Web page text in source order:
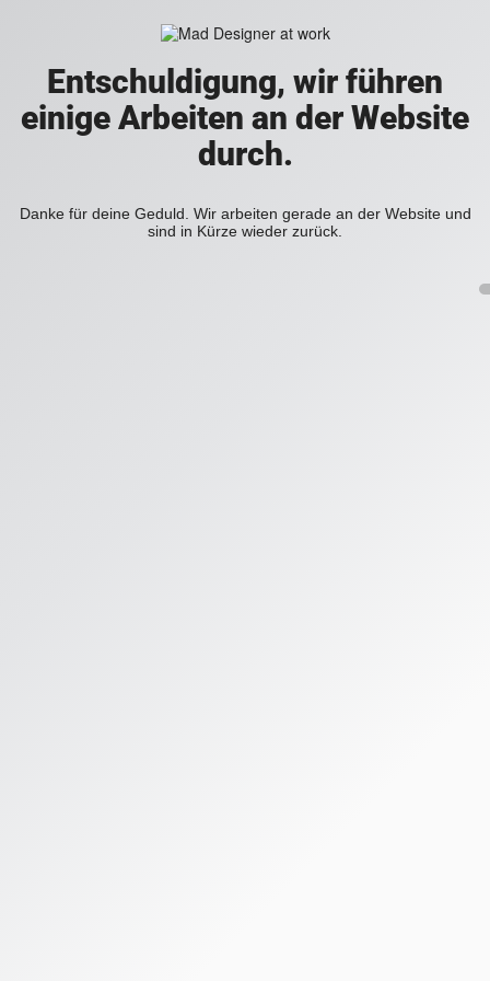
Entschuldigung, wir führen
einige Arbeiten an der Website
durch.
Danke für deine Geduld. Wir arbeiten gerade an der Website und
sind in Kürze wieder zurück.